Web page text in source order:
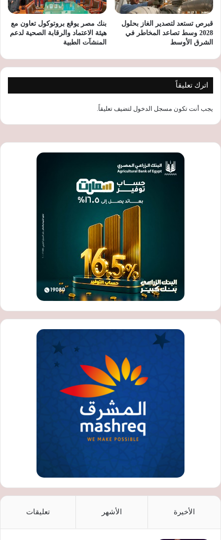
قبرص تستعد لتصدير الغاز بحلول
2028 وسط تصاعد المخاطر في
الشرق الأوسط
بنك مصر يوقع بروتوكول تعاون مع
هيئة الاعتماد والرقابة الصحية لدعم
المنشآت الطبية
اترك تعليقاً
يجب أنت تكون مسجل الدخول لتضيف تعليقاً.
الأخيرة الأشهر تعليقات